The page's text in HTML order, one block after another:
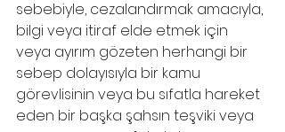
sebebiyle, cezalandırmak amacıyla,
bilgi veya itiraf elde etmek için
veya ayırım gözeten herhangi bir
sebep dolayısıyla bir kamu
görevlisinin veya bu sıfatla hareket
eden bir başka şahsın teşviki veya